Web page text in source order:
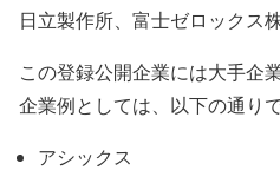
日立製作所、富士ゼロックス
この登録公開企業には大手企
企業例としては、以下の通りで
アシックス